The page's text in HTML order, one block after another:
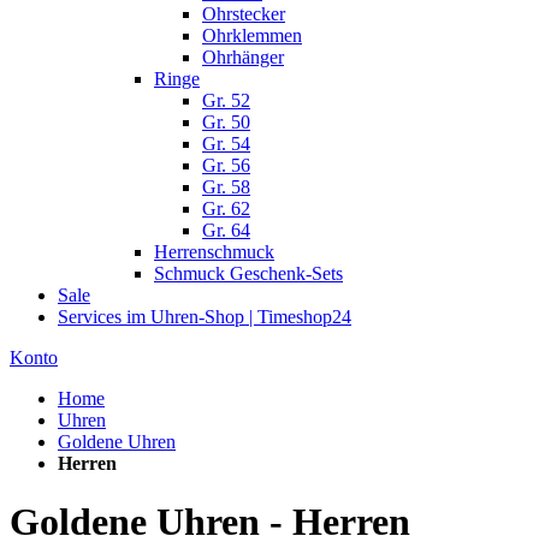
Ohrstecker
Ohrklemmen
Ohrhänger
Ringe
Gr. 52
Gr. 50
Gr. 54
Gr. 56
Gr. 58
Gr. 62
Gr. 64
Herrenschmuck
Schmuck Geschenk-Sets
Sale
Services im Uhren-Shop | Timeshop24
Konto
Home
Uhren
Goldene Uhren
Herren
Goldene Uhren - Herren